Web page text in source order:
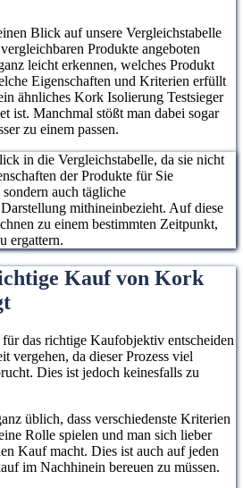
Blick auf unsere Vergleichstabelle
Produkte angeboten
leicht erkennen, welches Produkt
Eigenschaften und Kriterien erfüllt
ähnliches Kork Isolierung Testsieger
ist. Manchmal stößt man dabei sogar
zu einem passen.
in die Vergleichstabelle, da sie nicht
der Produkte für Sie
auch tägliche
mithineinbezieht. Auf diese
zu einem bestimmten Zeitpunkt,
ergattern.
Kauf von Kork
das richtige Kaufobjektiv entscheiden
vergehen, da dieser Prozess viel
Dies ist jedoch keinesfalls zu
üblich, dass verschiedenste Kriterien
Rolle spielen und man sich lieber
Kauf macht. Dies ist auch auf jeden
im Nachhinein bereuen zu müssen.